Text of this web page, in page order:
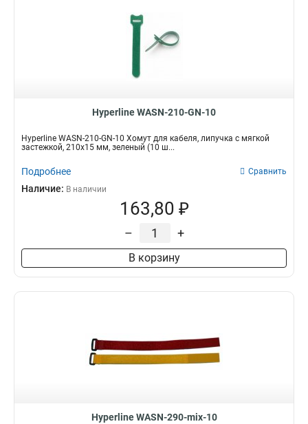
Hyperline WASN-210-GN-10
Hyperline WASN-210-GN-10 Хомут для кабеля, липучка с мягкой
застежкой, 210x15 мм, зеленый (10 ш...
Подробнее Сравнить
Наличие: В наличии
163,80 ₽
– +
В корзину
Hyperline WASN-290-mix-10